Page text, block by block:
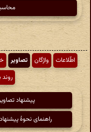
اطّلاعات واژگان تصاویر
روند
پیشنهاد
راهنمای نحوهٔ